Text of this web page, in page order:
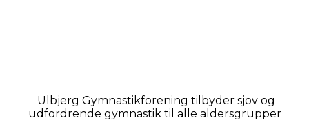
Ulbjerg Gymnastikforening tilbyder sjov og
udfordrende gymnastik til alle aldersgrupper